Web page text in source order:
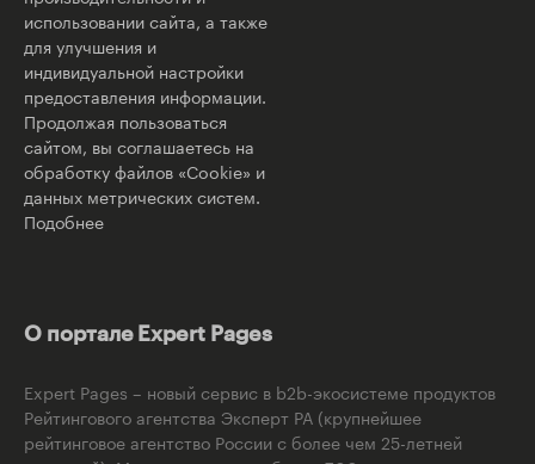
использовании сайта, а также
для улучшения и
индивидуальной настройки
предоставления информации.
Продолжая пользоваться
сайтом, вы соглашаетесь на
обработку файлов «Cookie» и
данных метрических систем.
Подобнее
О портале Expert Pages
Expert Pages – новый сервис в b2b-экосистеме продуктов
Рейтингового агентства Эксперт РА (крупнейшее
рейтинговое агентство России с более чем 25-летней